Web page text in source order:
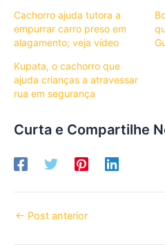
Cachorro ajuda tutora a
empurrar carro preso em
alagamento; veja vídeo
Kupata, o cachorro que
ajuda crianças a atravessar
rua em segurança
Curta e Compartilhe
← Post anterior